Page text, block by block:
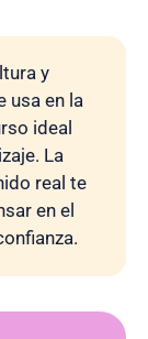
y
usa en la
ideal
La
real te
en el